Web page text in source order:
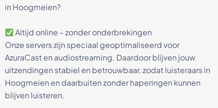
in Hoogmeien?
Altijd online – zonder onderbrekingen
Onze servers zijn speciaal geoptimaliseerd voor
AzuraCast en audiostreaming. Daardoor blijven jouw
uitzendingen stabiel en betrouwbaar, zodat luisteraars in
Hoogmeien en daarbuiten zonder haperingen kunnen
blijven luisteren.